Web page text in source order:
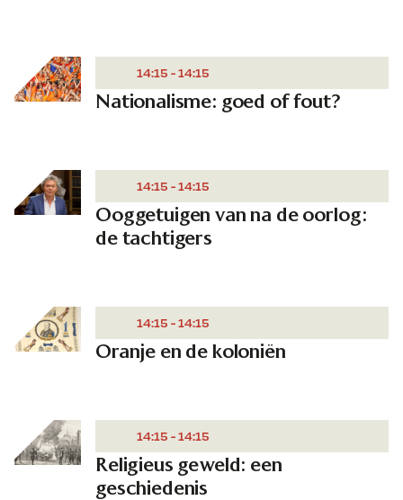
14:15 - 14:15
Nationalisme: goed of fout?
14:15 - 14:15
Ooggetuigen van na de oorlog:
de tachtigers
14:15 - 14:15
Oranje en de koloniën
14:15 - 14:15
Religieus geweld: een
geschiedenis